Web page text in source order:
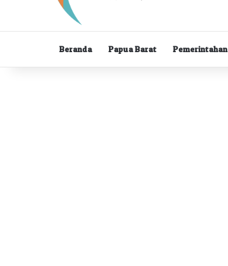
Beranda Papua Barat Pemerintahan